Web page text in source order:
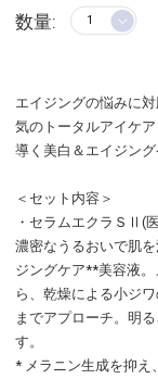
数量:
エイジングの悩みに
気のトータルアイケ
導く美白＆エイジング
＜セット内容＞
・セラムエクラＳⅡ(
濃密なうるおいで肌
ジングケア**美容液
ら、乾燥による小ジ
までアプローチ。明
す。
* メラニン生成を抑え